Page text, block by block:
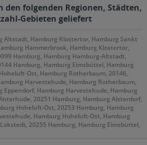
den folgenden Regionen, Städten,
Gebieten geliefert
Altstadt, Hamburg Klostertor, Hamburg Sankt
Hammerbrook, Hamburg Klostertor,
Hamburg, Hamburg Hamburg-Altstadt,
Hamburg, Hamburg Eimsbüttel, Hamburg
Ost, Hamburg Rotherbaum, 20146,
Harvestehude, Hamburg Rotherbaum,
Eppendorf, Hamburg Harvestehude, Hamburg
20251 Hamburg, Hamburg Alsterdorf,
Hoheluft-Ost, 20253 Hamburg, Hamburg
Hamburg Hoheluft-Ost, Hamburg
20255 Hamburg, Hamburg Eimsbüttel,